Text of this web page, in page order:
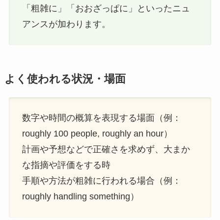
「粗雑に」「おおざっぱに」といったニュ
アンスが加わります。
よく使われる状況・場面
数字や時間の概算を表現する場面（例：
roughly 100 people, roughly an hour）
計画や予想などで正確さを求めず、大まか
な指摘や評価をする時
手順や方法が粗雑に行われる場合（例：
roughly handling something）